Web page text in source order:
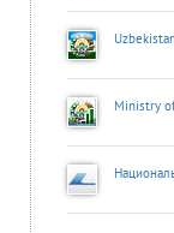
Ministry